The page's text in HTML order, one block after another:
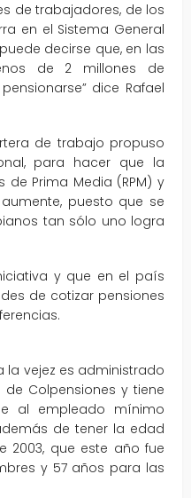
de trabajadores, de los
en el Sistema General
decirse que, en las
de 2 millones de
dice Rafael
de trabajo propuso
para hacer que la
Prima Media (RPM) y
aumente, puesto que se
tan sólo uno logra
y que en el país
de cotizar pensiones
la vejez es administrado
Colpensiones y tiene
al empleado mínimo
de tener la edad
2003, que este año fue
y 57 años para las